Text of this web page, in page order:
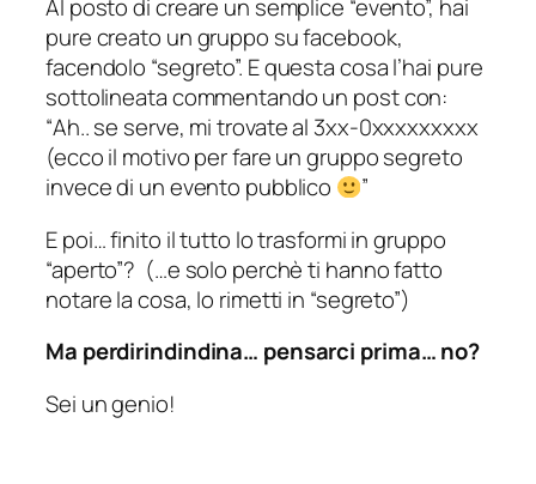
Al posto di creare un semplice “evento”, hai
pure creato un gruppo su facebook,
facendolo “segreto”. E questa cosa l’hai pure
sottolineata commentando un post con:
“Ah.. se serve, mi trovate al 3xx-0xxxxxxxxx
(ecco il motivo per fare un gruppo segreto
invece di un evento pubblico
”
E poi… finito il tutto lo trasformi in gruppo
“aperto”? (…e solo perchè ti hanno fatto
notare la cosa, lo rimetti in “segreto”)
Ma perdirindindina… pensarci prima… no?
Sei un genio!